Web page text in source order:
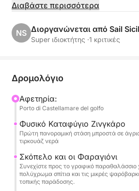
Παλέρμο από μια μοναδική οπτική
Η κρουαζιέρα ακολουθεί τη
γραφικές στάσεις στη Villa Igiea,
και στο Mondello, γνωστό για τα
Κατά τη διάρκεια της εκδρομής,
χαλαρώσετε και να απολαύσετε
την ευκαιρία να κολυμπήσετε στα
νερά, να απολαύσετε τον ήλιο
ιστορίες της περιοχής.
Επί του πλοίου θα σερβιριστεί
Διαβάστε περισσότερα
NS Διοργανώνεται από Sail
Super ιδιοκτήτης ·1 κριτικές
Δρομολόγιο
Αφετηρία:
Porto di Castellamare del golfo
Φυσικό Καταφύγιο Ζινγκάρο
Πρώτη πανοραμική στάση μπροστά σε
τιρκουάζ νερά
Σκόπελο και οι Φαραγιόνι
Συνεχίστε προς το γραφικό παραθαλάσσιο
πολύχρωμα σπίτια και τις μικρές
τοπικής παράδοσης.